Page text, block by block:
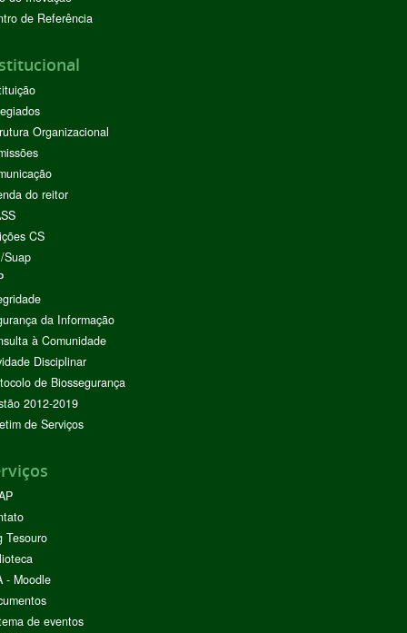
de Referência
Organizacional
do reitor
CS
Suap
da Informação
à Comunidade
Disciplinar
de Biossegurança
2012-2019
de Serviços
Tesouro
- Moodle
de eventos